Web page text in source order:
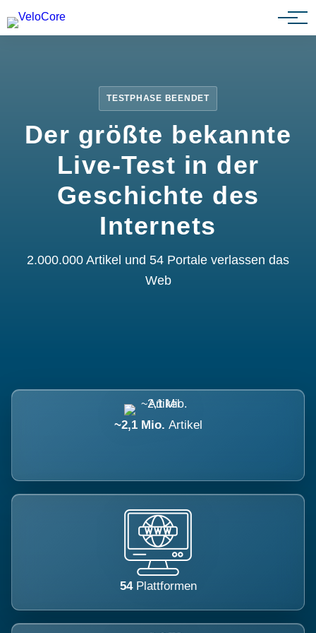
Partnerprogramm
TESTPHASE BEENDET
Der größte bekannte
Live-Test in der
Geschichte des
Internets
2.000.000 Artikel und 54 Portale verlassen das
Web
~2,1 Mio. Artikel
54 Plattformen